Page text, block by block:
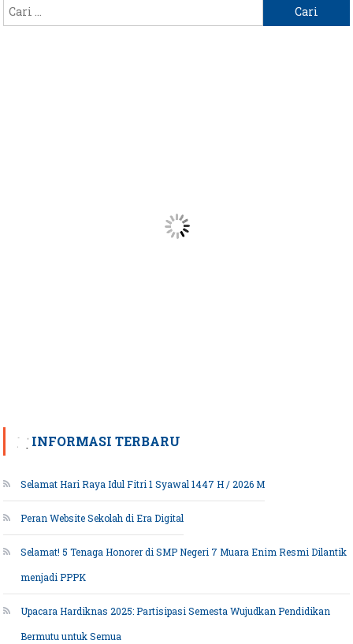
untuk:
INFORMASI TERBARU
Selamat Hari Raya Idul Fitri 1 Syawal 1447 H / 2026 M
Peran Website Sekolah di Era Digital
Selamat! 5 Tenaga Honorer di SMP Negeri 7 Muara Enim Resmi Dilantik
menjadi PPPK
Upacara Hardiknas 2025: Partisipasi Semesta Wujudkan Pendidikan
Bermutu untuk Semua